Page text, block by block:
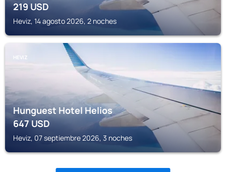
219USD
Heviz, 14 agosto 2026, 2 noches
HEVIZ
Hunguest Hotel Helios
647USD
Heviz, 07 septiembre 2026, 3 noches